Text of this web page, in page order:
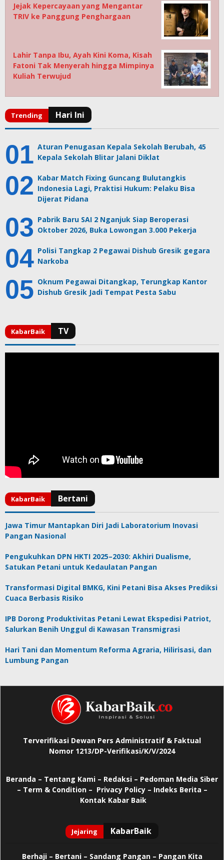
Jejak Kepercayaan yang Mengantar
TRIV ke Panggung Penghargaan
Lahir Tanpa Ibu, Ayah Kini Koma, Kisah
Fatoni Tak Menyerah hingga Mimpinya
Kuliah Terwujud
Aturan Penugasan Kepala Sekolah Berubah, 45
Kepala Sekolah Blitar Jalani Diklat
Kabar Match Fixing Guncang Bulutangkis
Indonesia Lagi, Praktisi Hukum: Pelaku Bisa
Dijerat Pidana
Pabrik Baru SAI 2 Nganjuk Siap Beroperasi
Oktober 2026, Buka Lowongan 3.000 Pekerja
Polisi Tangkap 2 Pegawai Dishub Gresik gegara
Narkoba
Oknum Pegawai Ditangkap, Terungkap Kantor
Dishub Gresik Jadi Tempat Pesta Sabu
Jawa Timur Mantapkan Diri Jadi Laboratorium Inovasi
Pangan Nasional
Pengukuhkan DPN HKTI 2025–2030: Akhiri Dualisme,
Satukan Petani untuk Kedaulatan Pangan
Transformasi Digital BMKG, Kini Petani Bisa Akses Prediksi
Cuaca Berbasis Risiko
IPB Dorong Produktivitas Petani Lewat Ekspedisi Patriot,
Salurkan Benih Unggul di Kawasan Transmigrasi
Hari Tani dan Momentum Reforma Agraria, Hilirisasi, dan
Lumbung Pangan
Terverifikasi Dewan Pers Administratif & Faktual
Nomor 1213/DP-Verifikasi/K/V/2024
Beranda – Tentang Kami – Redaksi – Pedoman Media Siber
– Term & Condition – Privacy Policy– Indeks Berita –
Kontak Kabar Baik
Berhaji– Bertani – Sandang Pangan – Pangan Kita